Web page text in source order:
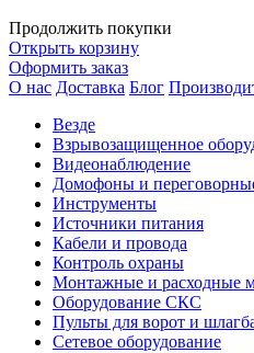
Продолжить покупки
Открыть корзину
Оформить заказ
О нас Доставка Блог
Везде
Взрывозащищенное
Видеонаблюдение
Домофоны и
Инструменты
Источники питания
Кабели и провода
Контроль охраны
Монтажные и расходные
Оборудование СКС
Пульты для ворот и
Сетевое оборудование